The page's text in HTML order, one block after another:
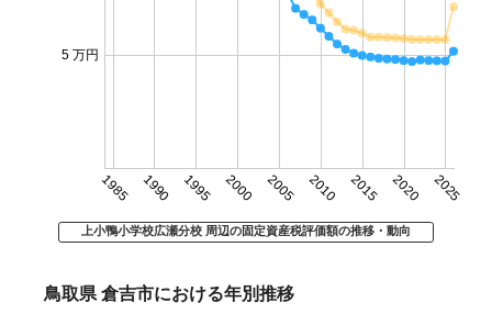
1985 1990 1995 2000 2005 2010 2015 2020 2025
5 万円
上小鴨小学校広瀬分校 周辺の固定資産税評価額の推移・動向
鳥取県 倉吉市における年別推移